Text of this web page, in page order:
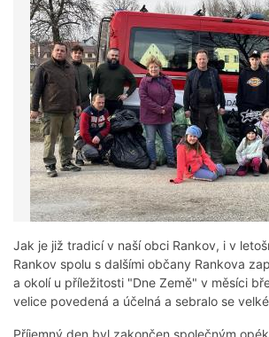
Jak je již tradicí v naší obci Rankov, i v
Rankov spolu s dalšími občany Rankova
a okolí u příležitosti "Dne Země" v měsíci
velice povedená a účelná a sebralo se
Příjemný den byl zakončen společným